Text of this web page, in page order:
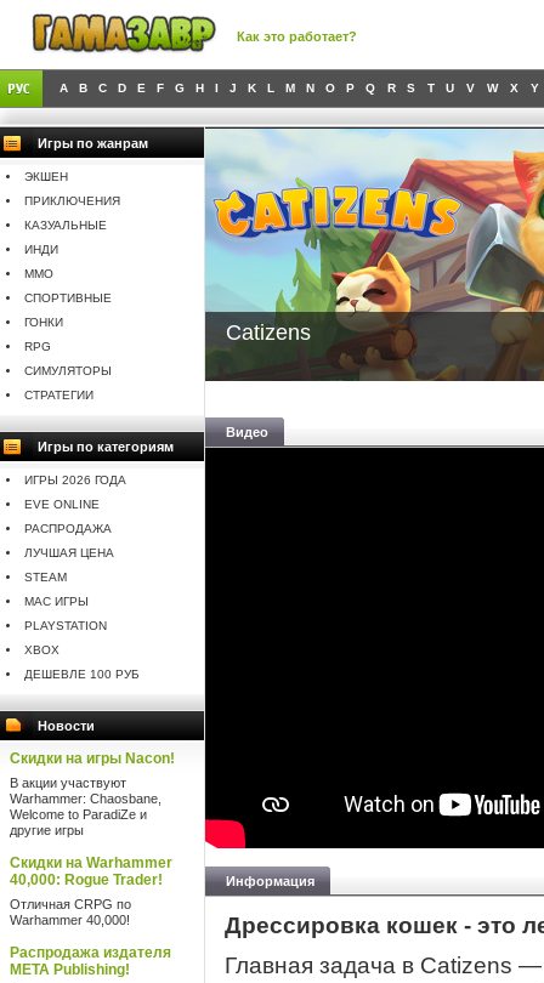
Как это работает?
A B C D E F G H I J K L M N O P Q R S T U V W X Y
Игры по жанрам
ЭКШЕН
ПРИКЛЮЧЕНИЯ
КАЗУАЛЬНЫЕ
ИНДИ
MMO
СПОРТИВНЫЕ
ГОНКИ
RPG
СИМУЛЯТОРЫ
СТРАТЕГИИ
Игры по категориям
ИГРЫ 2026 ГОДА
EVE ONLINE
РАСПРОДАЖА
ЛУЧШАЯ ЦЕНА
STEAM
MAC ИГРЫ
PLAYSTATION
XBOX
ДЕШЕВЛЕ 100 РУБ
Новости
Скидки на игры Nacon!
В акции участвуют
Warhammer: Chaosbane,
Welcome to ParadiZe и
другие игры
Скидки на Warhammer
40,000: Rogue Trader!
Отличная CRPG по
Warhammer 40,000!
Распродажа издателя
META Publishing!
Catizens
Видео
Информация
Дрессировка кошек - это
Главная задача в Catizens